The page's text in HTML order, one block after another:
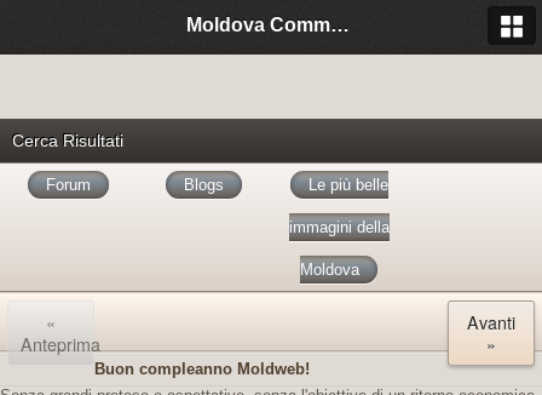
Moldova Community Italia
Cerca Risultati
Forum Blogs Le più belle
immagini della
Moldova
«
Anteprima
Avanti
»
Buon compleanno Moldweb!